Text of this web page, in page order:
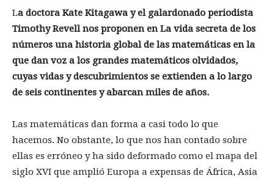
La doctora Kate Kitagawa y el galardonado periodista
Timothy Revell nos proponen en La vida secreta de los
números una historia global de las matemáticas en la
que dan voz a los grandes matemáticos olvidados,
cuyas vidas y descubrimientos se extienden a lo largo
de seis continentes y abarcan miles de años.
Las matemáticas dan forma a casi todo lo que
hacemos. No obstante, lo que nos han contado sobre
ellas es erróneo y ha sido deformado como el mapa del
siglo XVI que amplió Europa a expensas de África, Asia